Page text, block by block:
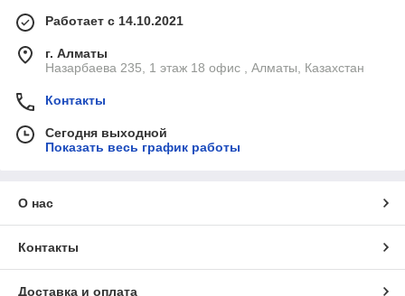
Работает с 14.10.2021
г. Алматы
Назарбаева 235, 1 этаж 18 офис , Алматы, Казахстан
Контакты
Сегодня выходной
Показать весь график работы
О нас
Контакты
Доставка и оплата